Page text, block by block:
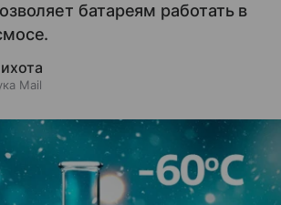
батареям работать в
Mail